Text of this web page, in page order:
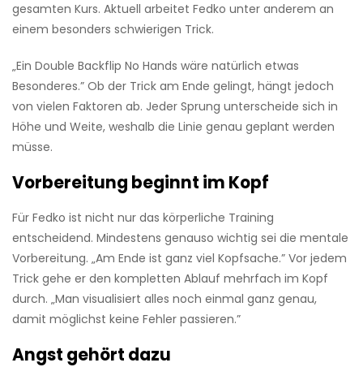
gesamten Kurs. Aktuell arbeitet Fedko unter anderem an
einem besonders schwierigen Trick.
„Ein Double Backflip No Hands wäre natürlich etwas
Besonderes.” Ob der Trick am Ende gelingt, hängt jedoch
von vielen Faktoren ab. Jeder Sprung unterscheide sich in
Höhe und Weite, weshalb die Linie genau geplant werden
müsse.
Vorbereitung beginnt im Kopf
Für Fedko ist nicht nur das körperliche Training
entscheidend. Mindestens genauso wichtig sei die mentale
Vorbereitung. „Am Ende ist ganz viel Kopfsache.” Vor jedem
Trick gehe er den kompletten Ablauf mehrfach im Kopf
durch. „Man visualisiert alles noch einmal ganz genau,
damit möglichst keine Fehler passieren.”
Angst gehört dazu